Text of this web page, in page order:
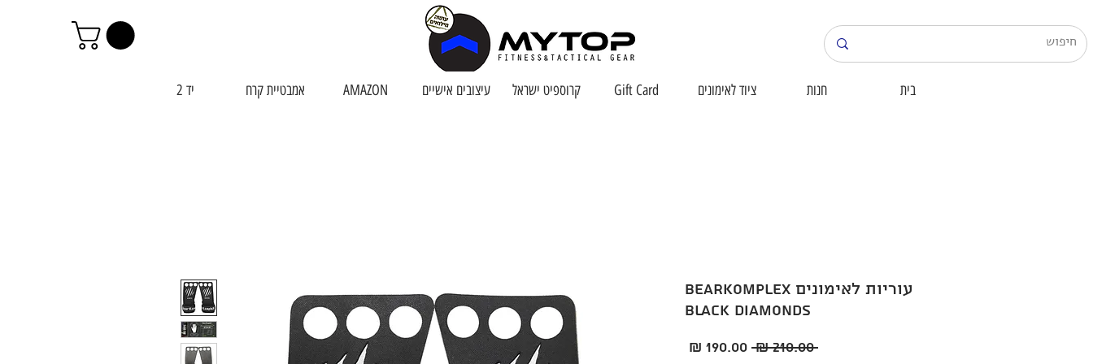
בית חנות ציוד לאימונים Gift Card קרוספיט ישראל עיצובים אישיים AMAZON אמבטיית קרח יד 2
עוריות לאימונים BearKomplex
Black Diamonds
‏210.00 ‏₪
מחיר